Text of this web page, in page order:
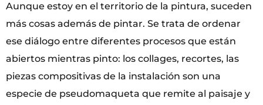
Aunque estoy en el territorio de la pintura, suceden
más cosas además de pintar. Se trata de ordenar
ese diálogo entre diferentes procesos que están
abiertos mientras pinto: los collages, recortes, las
piezas compositivas de la instalación son una
especie de pseudomaqueta que remite al paisaje y